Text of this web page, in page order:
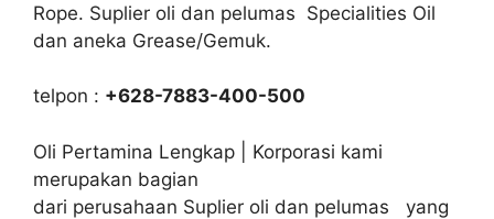
Rope. Suplier oli dan pelumas Specialities Oil
dan aneka Grease/Gemuk.
telpon : +628-7883-400-500
Oli Pertamina Lengkap | Korporasi kami
merupakan bagian
dari perusahaan Suplier oli dan pelumas yang